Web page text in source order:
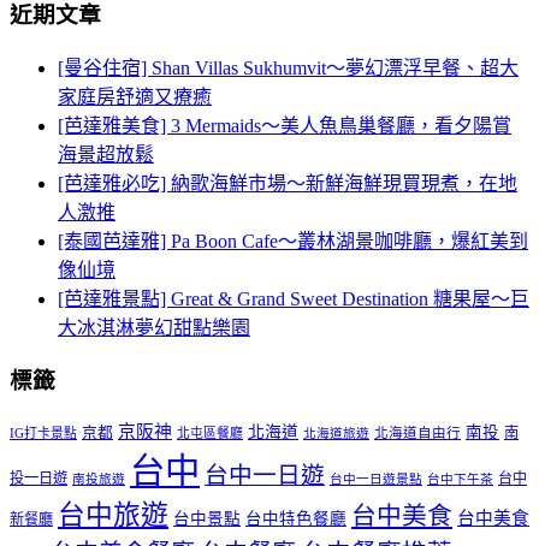
近期文章
[曼谷住宿] Shan Villas Sukhumvit～夢幻漂浮早餐、超大
家庭房舒適又療癒
[芭達雅美食] 3 Mermaids～美人魚鳥巢餐廳，看夕陽賞
海景超放鬆
[芭達雅必吃] 納歌海鮮市場～新鮮海鮮現買現煮，在地
人激推
[泰國芭達雅] Pa Boon Cafe～叢林湖景咖啡廳，爆紅美到
像仙境
[芭達雅景點] Great & Grand Sweet Destination 糖果屋～巨
大冰淇淋夢幻甜點樂園
標籤
IG打卡景點 京都 京阪神 北屯區餐廳 北海道 北海道旅遊 北海道自由行 南投 南
投一日遊 南投旅遊 台中 台中一日遊 台中一日遊景點 台中下午茶 台中
新餐廳 台中旅遊 台中景點 台中特色餐廳 台中美食 台中美食